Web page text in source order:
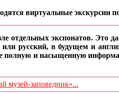
виртуальные экскурсии
отдельных экспонатов. Это
русский, в будущем и
полную и насыщенную
музей-заповедник»...